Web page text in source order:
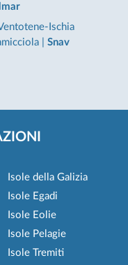
Ischia
|Snav
Isole della Galizia
Isole Egadi
Isole Eolie
Isole Pelagie
Isole Tremiti